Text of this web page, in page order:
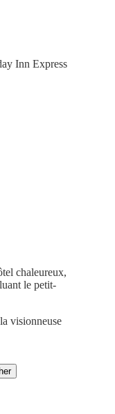
Inn Express
chaleureux,
le petit-
visionneuse